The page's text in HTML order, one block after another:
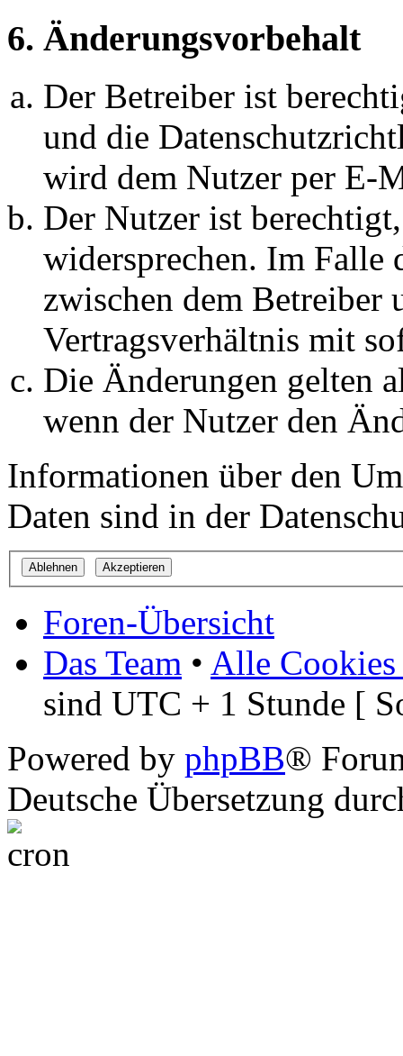
6. Änderungsvorbehalt
Der Betreiber ist
und die
wird dem Nutzer per E-
Der Nutzer ist
widersprechen. Im Falle
zwischen dem Betreiber
Vertragsverhältnis mit
Die Änderungen gelten
wenn der Nutzer den
Informationen über den
Daten sind in der
Foren-Übersicht
Das Team • Alle Cookies
sind UTC + 1 Stunde [
Powered by phpBB®
Deutsche Übersetzung